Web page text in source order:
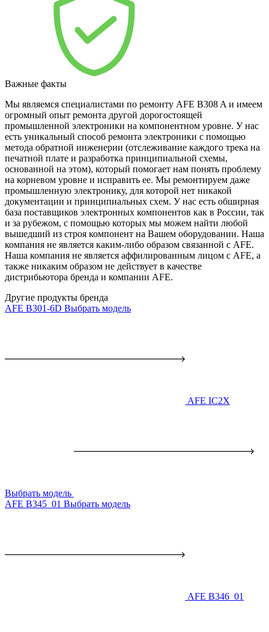
Важные факты
Мы являемся специалистами по ремонту AFE B308 A и имеем
огромный опыт ремонта другой дорогостоящей
промышленной электроники на компонентном уровне. У нас
есть уникальный способ ремонта электроники с помощью
метода обратной инженерии (отслеживание каждого трека на
печатной плате и разработка принципиальной схемы,
основанной на этом), который помогает нам понять проблему
на корневом уровне и исправить ее. Мы ремонтируем даже
промышленную электронику, для которой нет никакой
документации и принципиальных схем. У нас есть обширная
база поставщиков электронных компонентов как в России, так
и за рубежом, с помощью которых мы можем найти любой
вышедший из строя компонент на Вашем оборудовании. Наша
компания не является каким-либо образом связанной с AFE.
Наша компания не является аффилированным лицом с AFE, а
также никаким образом не действует в качестве
дистрибьютора бренда и компании AFE.
Другие продукты бренда
AFE B301-6D Выбрать модель
AFE IC2X
Выбрать модель
AFE B345_01 Выбрать модель
AFE B346_01